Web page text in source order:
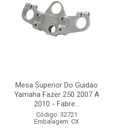
Mesa Superior Do Guidao
Yamaha Fazer 250 2007 A
2010 - Fabre...
Código: 32721
Embalagem: CX